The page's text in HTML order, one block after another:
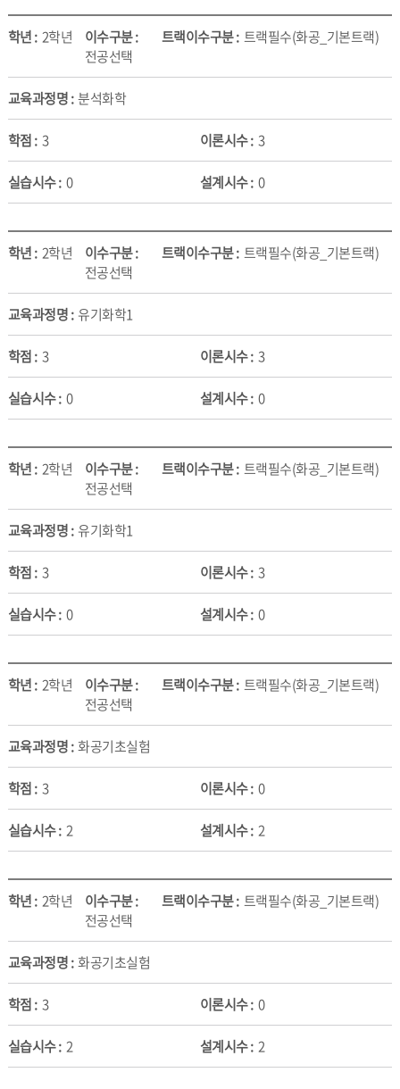
2학년
전공선택
트랙필수(화공_기본트랙)
분석화학
3 3
0 0
2학년
전공선택
트랙필수(화공_기본트랙)
유기화학1
3 3
0 0
2학년
전공선택
트랙필수(화공_기본트랙)
유기화학1
3 3
0 0
2학년
전공선택
트랙필수(화공_기본트랙)
화공기초실험
3 0
2 2
2학년
전공선택
트랙필수(화공_기본트랙)
화공기초실험
3 0
2 2